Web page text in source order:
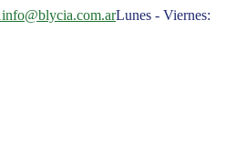
info@blycia.com.arLunes - Viernes: